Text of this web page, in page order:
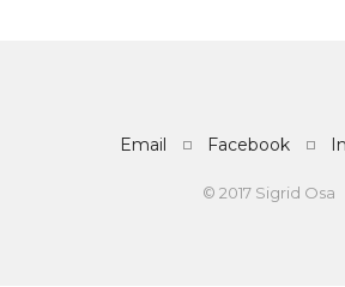
Email Facebook
© 2017 Sigrid Osa